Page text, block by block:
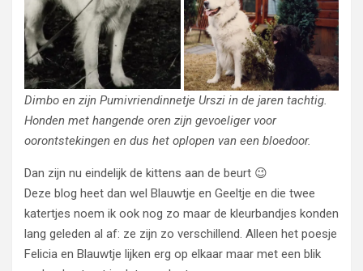
Dimbo en zijn Pumivriendinnetje Urszi in de jaren tachtig.
Honden met hangende oren zijn gevoeliger voor
oorontstekingen en dus het oplopen van een bloedoor.
Dan zijn nu eindelijk de kittens aan de beurt 😉
Deze blog heet dan wel Blauwtje en Geeltje en die twee
katertjes noem ik ook nog zo maar de kleurbandjes konden
lang geleden al af: ze zijn zo verschillend. Alleen het poesje
Felicia en Blauwtje lijken erg op elkaar maar met een blik